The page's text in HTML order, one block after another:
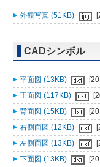
外観写真 (51KB)
CADシンボル
平面図 (13KB)
正面図 (117KB)
背面図 (15KB)
右側面図 (12KB)
左側面図 (13KB)
下面図 (13KB)